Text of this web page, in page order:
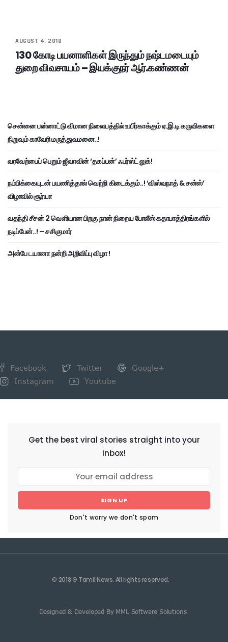
AUGUST 4, 2018
130 கோடி பயனாளிகள் இருந்தும் நஷ்டமடையும்
துறை விவசாயம் – இயக்குநர் ஆர்.கண்ணன்
சென்னை பன்னாட்டு விமான நிலையத்தில் உயிர்காக்கும் ஏ.இ.டி கருவிகளை
நிறுவும் காவேரி மருத்துவமனை..!
வரவேற்பைப் பெறும் ஜீவாவின் ‘தகப்பன்’ ஃபர்ஸ்ட் லுக்!
நம்பிக்கையுடன் பயணித்தால் வெற்றி கிடைக்கும்..! ‘விஸ்வநாத் & சன்ஸ்’
விழாவில் சூர்யா
வதந்தி சீசன் 2 வெளியான பிறகு நான் நிறைய போலீஸ் கதாபாத்திரங்களில்
நடிப்பேன்..! – சசிகுமார்
அன்பே டயானா நன்றி அறிவிப்பு விழா !
Facebook Twitter
Google+
Instagram
Youtube
Get the best viral stories straight into your
inbox!
SIGN UP
Don't worry we don't spam
© 2018 G Tamil News. All rights reserved.
Designed & Developed By MML Software Solutions